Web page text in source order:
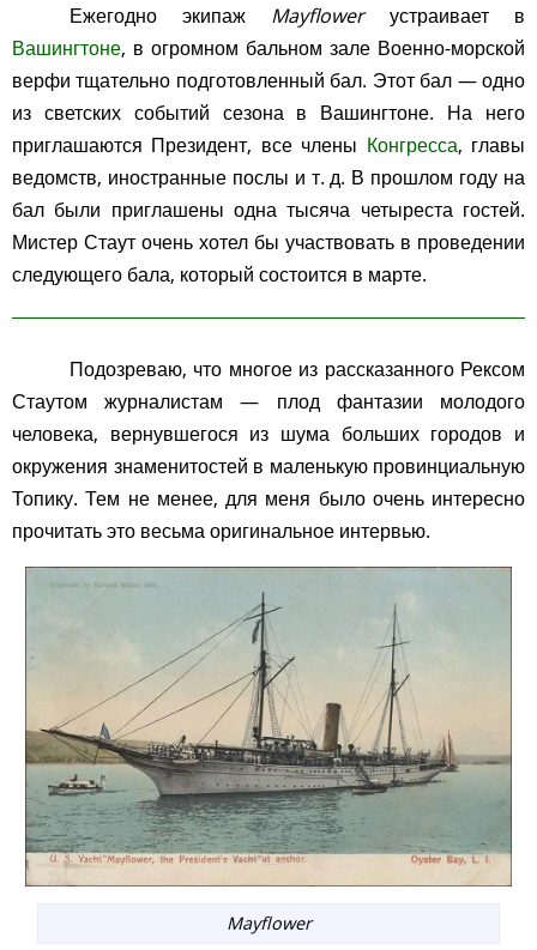
Ежегодно экипаж Mayflowerустраивает в
Вашингтоне, в огромном бальном зале Военно-морской
верфи тщательно подготовленный бал. Этот бал — одно
из светских событий сезона в Вашингтоне. На него
приглашаются Президент, все члены Конгресса, главы
ведомств, иностранные послы и т. д. В прошлом году на
бал были приглашены одна тысяча четыреста гостей.
Мистер Стаут очень хотел бы участвовать в проведении
следующего бала, который состоится в марте.
Подозреваю, что многое из рассказанного Рексом
Стаутом журналистам — плод фантазии молодого
человека, вернувшегося из шума больших городов и
окружения знаменитостей в маленькую провинциальную
Топику. Тем не менее, для меня было очень интересно
прочитать это весьма оригинальное интервью.
Mayflower